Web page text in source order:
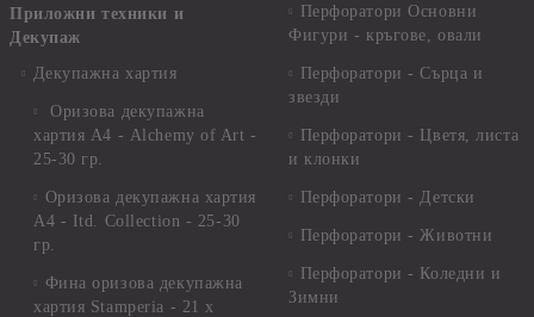
Приложни техники и
Декупаж
Декупажна хартия
Оризова декупажна
хартия А4 - Alchemy of Art -
25-30 гр.
Оризова декупажна хартия
А4 - Itd. Collection - 25-30
гр.
Фина оризова декупажна
хартия Stamperia - 21 х
Перфоратори Основни
Фигури - кръгове, овали
Перфоратори - Сърца и
звезди
Перфоратори - Цветя, листа
и клонки
Перфоратори - Детски
Перфоратори - Животни
Перфоратори - Коледни и
Зимни